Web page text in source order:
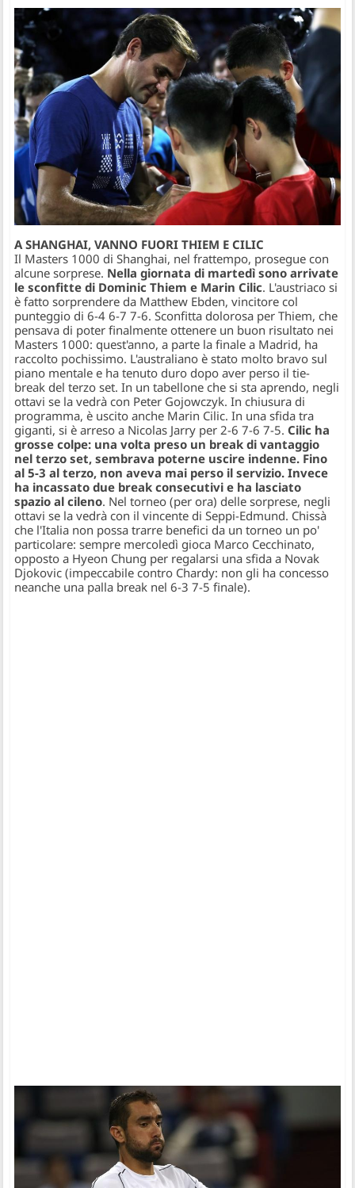
A SHANGHAI, VANNO FUORI THIEM E CILIC​
Il Masters 1000 di Shanghai, nel frattempo, prosegue con
alcune sorprese. Nella giornata di martedì sono arrivate
le sconfitte di Dominic Thiem e Marin Cilic. L'austriaco si
è fatto sorprendere da Matthew Ebden, vincitore col
punteggio di 6-4 6-7 7-6. Sconfitta dolorosa per Thiem, che
pensava di poter finalmente ottenere un buon risultato nei
Masters 1000: quest'anno, a parte la finale a Madrid, ha
raccolto pochissimo. L'australiano è stato molto bravo sul
piano mentale e ha tenuto duro dopo aver perso il tie-
break del terzo set. In un tabellone che si sta aprendo, negli
ottavi se la vedrà con Peter Gojowczyk. In chiusura di
programma, è uscito anche Marin Cilic. In una sfida tra
giganti, si è arreso a Nicolas Jarry per 2-6 7-6 7-5.Cilic ha
grosse colpe: una volta preso un break di vantaggio
nel terzo set, sembrava poterne uscire indenne. Fino
al 5-3 al terzo, non aveva mai perso il servizio. Invece
ha incassato due break consecutivi e ha lasciato
spazio al cileno. Nel torneo (per ora) delle sorprese, negli
ottavi se la vedrà con il vincente di Seppi-Edmund. Chissà
che l'Italia non possa trarre benefici da un torneo un po'
particolare: sempre mercoledì gioca Marco Cecchinato,
opposto a Hyeon Chung per regalarsi una sfida a Novak
Djokovic (impeccabile contro Chardy: non gli ha concesso
neanche una palla break nel 6-3 7-5 finale).